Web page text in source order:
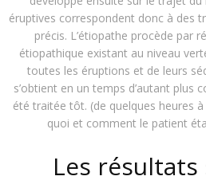
éruptives correspondent donc à des
précis. L’étiopathe procède par
étiopathique existant au niveau
toutes les éruptions et de leurs
s’obtient en un temps d’autant plus
été traitée tôt. (de quelques heures
quoi et comment le patient
Les